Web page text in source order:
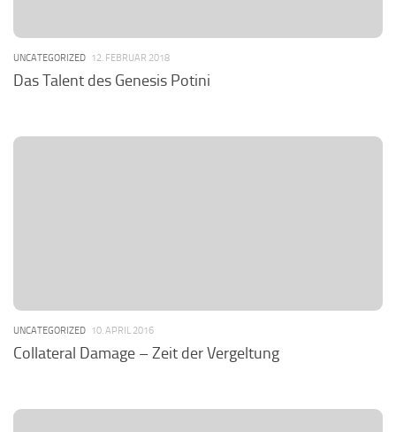
UNCATEGORIZED 12. FEBRUAR 2018
Das Talent des Genesis Potini
UNCATEGORIZED 10. APRIL 2016
Collateral Damage – Zeit der Vergeltung